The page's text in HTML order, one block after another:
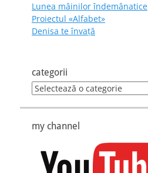
Lunea mâinilor îndemânatice
Proiectul «Alfabet»
Denisa te învaţă
categorii
categorii
my channel